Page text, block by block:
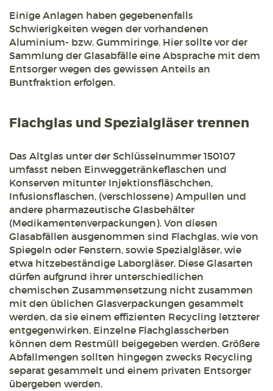
Einige Anlagen haben gegebenenfalls
Schwierigkeiten wegen der vorhandenen
Aluminium- bzw. Gummiringe. Hier sollte vor der
Sammlung der Glasabfälle eine Absprache mit dem
Entsorger wegen des gewissen Anteils an
Buntfraktion erfolgen.
Flachglas und Spezialgläser trennen
Das Altglas unter der Schlüsselnummer 150107
umfasst neben Einweggetränkeflaschen und
Konserven mitunter Injektionsfläschchen,
Infusionsflaschen, (verschlossene) Ampullen und
andere pharmazeutische Glasbehälter
(Medikamentenverpackungen). Von diesen
Glasabfällen ausgenommen sind Flachglas, wie von
Spiegeln oder Fenstern, sowie Spezialgläser, wie
etwa hitzebeständige Laborgläser. Diese Glasarten
dürfen aufgrund ihrer unterschiedlichen
chemischen Zusammensetzung nicht zusammen
mit den üblichen Glasverpackungen gesammelt
werden, da sie einem effizienten Recycling letzterer
entgegenwirken. Einzelne Flachglasscherben
können dem Restmüll beigegeben werden. Größere
Abfallmengen sollten hingegen zwecks Recycling
separat gesammelt und einem privaten Entsorger
übergeben werden.